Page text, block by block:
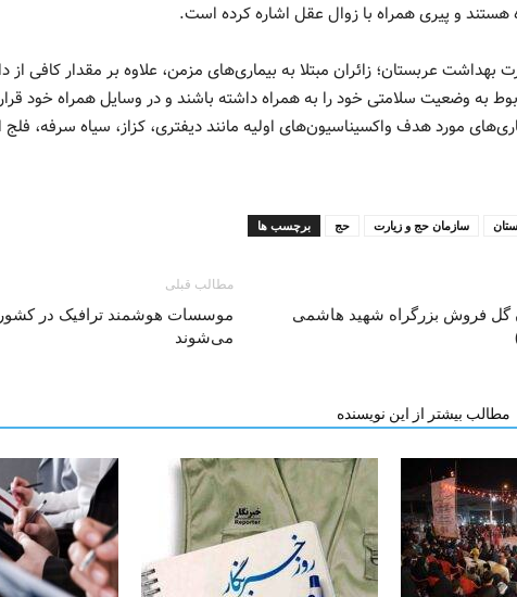
و پیری همراه با زوال عقل اشاره کرده است.
بهداشت عربستان؛ زائران مبتلا به بیماری‌های مزمن، علاوه بر مقدار کافی
به وضعیت سلامتی خود را به همراه داشته باشند و در وسایل همراه خود
مورد هدف واکسیناسیون‌های اولیه مانند دیفتری، کزاز، سیاه سرفه،
برچسب ها حج سازمان حج و زیارت
مطالب قبلی
موسسات هوشمند ترافیک در
می‌شوند
گل فروش بزرگراه شهید هاشمی
مطالب بیشتر از این نویسنده